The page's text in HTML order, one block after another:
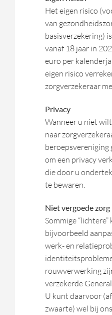
Het eigen risico
van
basisverzekering)
vanaf 18 jaar in
euro per
eigen risico
zorgverzekeraar
Privacy
Wanneer u niet
naar
beroepsvereniging
om een privacy
die door u
te bewaren.
Niet vergoede zorg
Sommige
bijvoorbeeld
werk- en
rouwverwerking
verzekerde
U kunt daarvoor
zwaarte) wel bij